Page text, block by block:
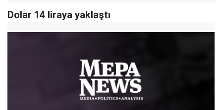
Dolar 14 liraya yaklaştı